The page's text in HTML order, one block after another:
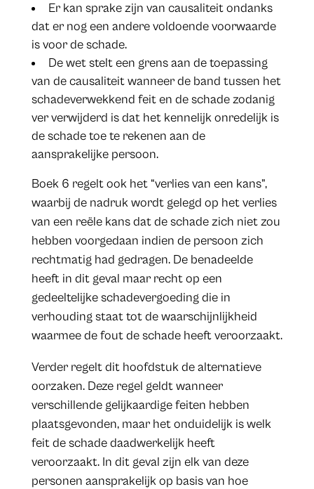
Er kan sprake zijn van causaliteit ondanks
dat er nog een andere voldoende voorwaarde
is voor de schade.
De wet stelt een grens aan de toepassing
van de causaliteit wanneer de band tussen het
schadeverwekkend feit en de schade zodanig
ver verwijderd is dat het kennelijk onredelijk is
de schade toe te rekenen aan de
aansprakelijke persoon.
Boek 6 regelt ook het “verlies van een kans”,
waarbij de nadruk wordt gelegd op het verlies
van een reële kans dat de schade zich niet zou
hebben voorgedaan indien de persoon zich
rechtmatig had gedragen. De benadeelde
heeft in dit geval maar recht op een
gedeeltelijke schadevergoeding die in
verhouding staat tot de waarschijnlijkheid
waarmee de fout de schade heeft veroorzaakt.
Verder regelt dit hoofdstuk de alternatieve
oorzaken. Deze regel geldt wanneer
verschillende gelijkaardige feiten hebben
plaatsgevonden, maar het onduidelijk is welk
feit de schade daadwerkelijk heeft
veroorzaakt. In dit geval zijn elk van deze
personen aansprakelijk op basis van hoe